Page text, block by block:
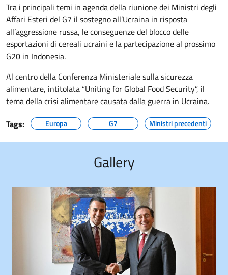
Tra i principali temi in agenda della riunione dei Ministri degli
Affari Esteri del G7 il sostegno all’Ucraina in risposta
all’aggressione russa, le conseguenze del blocco delle
esportazioni di cereali ucraini e la partecipazione al prossimo
G20 in Indonesia.
Al centro della Conferenza Ministeriale sulla sicurezza
alimentare, intitolata “Uniting for Global Food Security”, il
tema della crisi alimentare causata dalla guerra in Ucraina.
Tags:
Europa G7 Ministri precedenti
Gallery